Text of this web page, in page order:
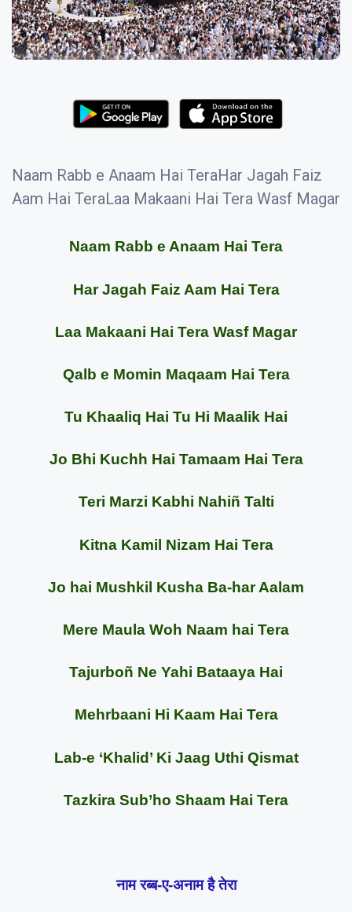
Naam Rabb e Anaam Hai TeraHar Jagah Faiz
Aam Hai TeraLaa Makaani Hai Tera Wasf Magar
Naam Rabb e Anaam Hai Tera
Har Jagah Faiz Aam Hai Tera
Laa Makaani Hai Tera Wasf Magar
Qalb e Momin Maqaam Hai Tera
Tu Khaaliq Hai Tu Hi Maalik Hai
Jo Bhi Kuchh Hai Tamaam Hai Tera
Teri Marzi Kabhi Nahiñ Talti
Kitna Kamil Nizam Hai Tera
Jo hai Mushkil Kusha Ba-har Aalam
Mere Maula Woh Naam hai Tera
Tajurboñ Ne Yahi Bataaya Hai
Mehrbaani Hi Kaam Hai Tera
Lab-e ‘Khalid’ Ki Jaag Uthi Qismat
Tazkira Sub’ho Shaam Hai Tera
नाम रब्ब-ए-अनाम है तेरा